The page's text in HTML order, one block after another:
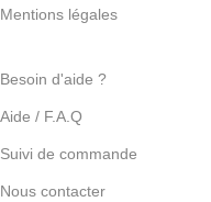
Mentions légales
Besoin d'aide ?
Aide / F.A.Q
Suivi de commande
Nous contacter